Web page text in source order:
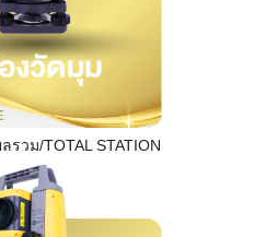
รวม/TOTAL STATION